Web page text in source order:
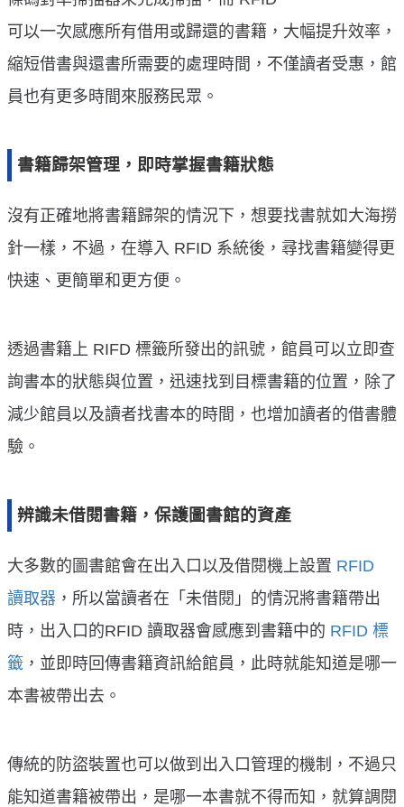
可以一次感應所有借用或歸還的書籍，大幅提升效率，
縮短借書與還書所需要的處理時間，不僅讀者受惠，館
員也有更多時間來服務民眾。
書籍歸架管理，即時掌握書籍狀態
沒有正確地將書籍歸架的情況下，想要找書就如大海撈
針一樣，不過，在導入 RFID 系統後，尋找書籍變得更
快速、更簡單和更方便。
透過書籍上 RIFD 標籤所發出的訊號，館員可以立即查
詢書本的狀態與位置，迅速找到目標書籍的位置，除了
減少館員以及讀者找書本的時間，也增加讀者的借書體
驗。
辨識未借閱書籍，保護圖書館的資產
大多數的圖書館會在出入口以及借閱機上設置 RFID
讀取器 ，所以當讀者在「未借閱」的情況將書籍帶出
時，出入口的RFID 讀取器會感應到書籍中的 RFID 標
籤 ，並即時回傳書籍資訊給館員，此時就能知道是哪一
本書被帶出去。
傳統的防盜裝置也可以做到出入口管理的機制，不過只
能知道書籍被帶出，是哪一本書就不得而知，就算調閱